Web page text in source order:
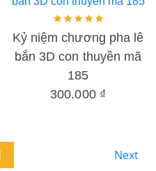
Kỷ niệm chương pha lê
bắn 3D con thuyền mã
185
300.000 ₫
Next